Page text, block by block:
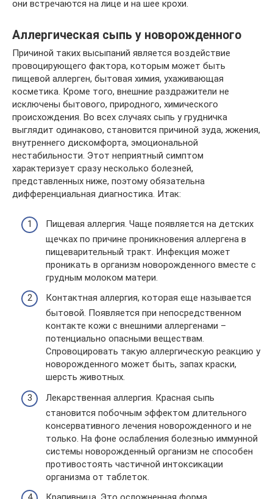
они встречаются на лице и на шее крохи.
Аллергическая сыпь у новорожденного
Причиной таких высыпаний является воздействие
провоцирующего фактора, которым может быть
пищевой аллерген, бытовая химия, ухаживающая
косметика. Кроме того, внешние раздражители не
исключены бытового, природного, химического
происхождения. Во всех случаях сыпь у грудничка
выглядит одинаково, становится причиной зуда, жжения,
внутреннего дискомфорта, эмоциональной
нестабильности. Этот неприятный симптом
характеризует сразу несколько болезней,
представленных ниже, поэтому обязательна
дифференциальная диагностика. Итак:
Пищевая аллергия. Чаще появляется на детских
щечках по причине проникновения аллергена в
пищеварительный тракт. Инфекция может
проникать в организм новорожденного вместе с
грудным молоком матери.
Контактная аллергия, которая еще называется
бытовой. Появляется при непосредственном
контакте кожи с внешними аллергенами –
потенциально опасными веществам.
Спровоцировать такую аллергическую реакцию у
новорожденного может быть, запах краски,
шерсть животных.
Лекарственная аллергия. Красная сыпь
становится побочным эффектом длительного
консервативного лечения новорожденного и не
только. На фоне ослабления болезнью иммунной
системы новорожденный организм не способен
противостоять частичной интоксикации
организма от таблеток.